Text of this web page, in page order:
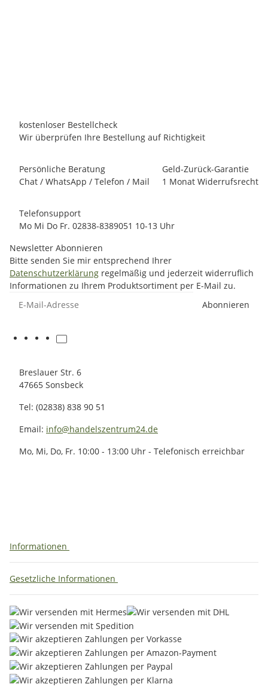
kostenloser Bestellcheck
Wir überprüfen Ihre Bestellung auf Richtigkeit
Persönliche Beratung
Chat / WhatsApp / Telefon / Mail
Geld-Zurück-Garantie
1 Monat Widerrufsrecht
Telefonsupport
Mo Mi Do Fr. 02838-8389051 10-13 Uhr
Newsletter Abonnieren
Bitte senden Sie mir entsprechend Ihrer
Datenschutzerklärung regelmäßig und jederzeit widerruflich
Informationen zu Ihrem Produktsortiment per E-Mail zu.
Abonnieren
Breslauer Str. 6
47665 Sonsbeck
Tel: (02838) 838 90 51
Email: info@handelszentrum24.de
Mo, Mi, Do, Fr. 10:00 - 13:00 Uhr - Telefonisch erreichbar
Informationen
Gesetzliche Informationen